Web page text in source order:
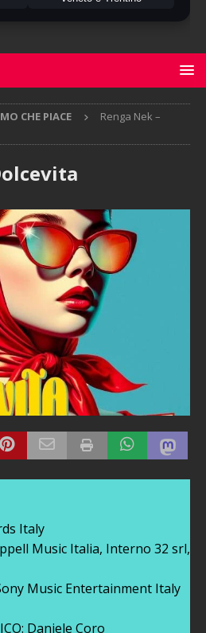
CHE PIACE
Renga Nek –
Italy
Music Italia, Interno 32 srl,
Sony Music Entertainment Italy
Daniele Coro